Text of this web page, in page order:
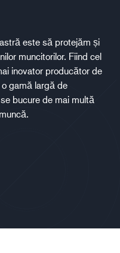
este să protejăm și
muncitorilor. Fiind cel
inovator producător de
gamă largă de
bucure de mai multă